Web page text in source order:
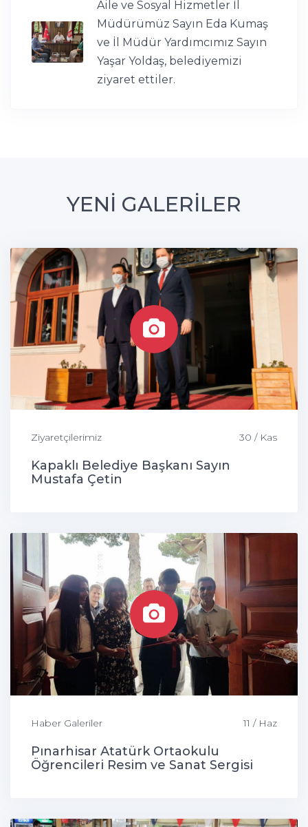
Aile ve Sosyal Hizmetler İl
Müdürümüz Sayın Eda Kumaş
ve İl Müdür Yardımcımız Sayın
Yaşar Yoldaş, belediyemizi
ziyaret ettiler.
YENİ GALERİLER
Ziyaretçilerimiz 30 / Kas
Kapaklı Belediye Başkanı Sayın
Mustafa Çetin
Haber Galeriler 11 / Haz
Pınarhisar Atatürk Ortaokulu
Öğrencileri Resim ve Sanat Sergisi